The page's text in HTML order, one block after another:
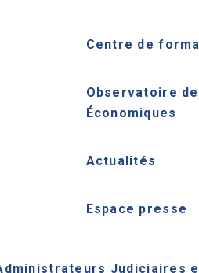
Centre de
Observatoire
Économiques
Actualités
Espace presse
Judiciaires